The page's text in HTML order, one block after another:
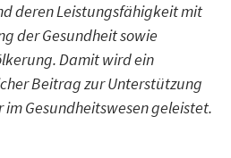
deren Leistungsfähigkeit mit
der Gesundheit sowie
Damit wird ein
Beitrag zur Unterstützung
Gesundheitswesen geleistet.